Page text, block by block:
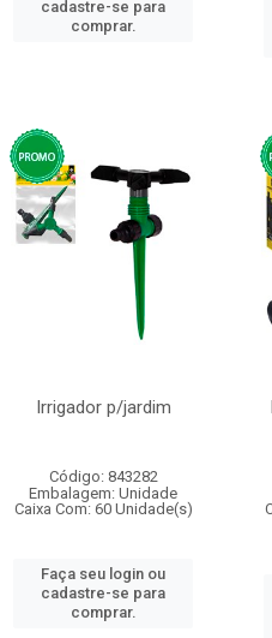
cadastre-se para
comprar.
Irrigador p/jardim
Código: 843282
Embalagem: Unidade
Caixa Com: 60 Unidade(s)
Faça seu login ou
cadastre-se para
comprar.